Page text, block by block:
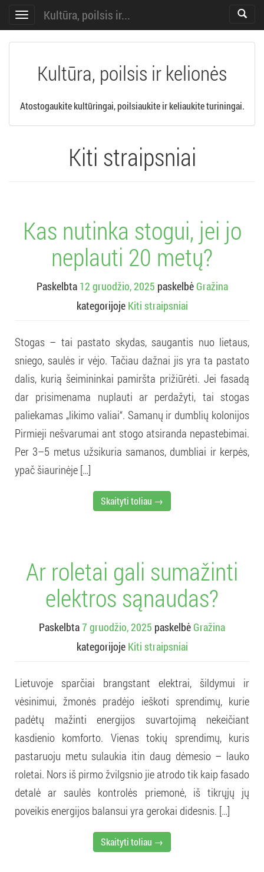
Toggle
navigation
Toggle
Kultūra, poilsis ir...
Kultūra, poilsis ir kelionės
Atostogaukite kultūringai, poilsiaukite ir keliaukite turiningai.
Kiti straipsniai
Kas nutinka stogui, jei jo
neplauti 20 metų?
Paskelbta 12 gruodžio, 2025 paskelbė Gražina
kategorijoje Kiti straipsniai
Stogas – tai pastato skydas, saugantis nuo lietaus,
sniego, saulės ir vėjo. Tačiau dažnai jis yra ta pastato
dalis, kurią šeimininkai pamiršta prižiūrėti. Jei fasadą
dar prisimenama nuplauti ar perdažyti, tai stogas
paliekamas „likimo valiai“. Samanų ir dumblių kolonijos
Pirmieji nešvarumai ant stogo atsiranda nepastebimai.
Per 3–5 metus užsikuria samanos, dumbliai ir kerpės,
ypač šiaurinėje […]
Skaityti toliau →
Ar roletai gali sumažinti
elektros sąnaudas?
Paskelbta7 gruodžio, 2025 paskelbė Gražina
kategorijoje Kiti straipsniai
Lietuvoje sparčiai brangstant elektrai, šildymui ir
vėsinimui, žmonės pradėjo ieškoti sprendimų, kurie
padėtų mažinti energijos suvartojimą nekeičiant
kasdienio komforto. Vienas tokių sprendimų, kuris
pastaruoju metu sulaukia itin daug dėmesio – lauko
roletai. Nors iš pirmo žvilgsnio jie atrodo tik kaip fasado
detalė ar saulės kontrolės priemonė, iš tikrųjų jų
poveikis energijos balansui yra gerokai didesnis. […]
Skaityti toliau →